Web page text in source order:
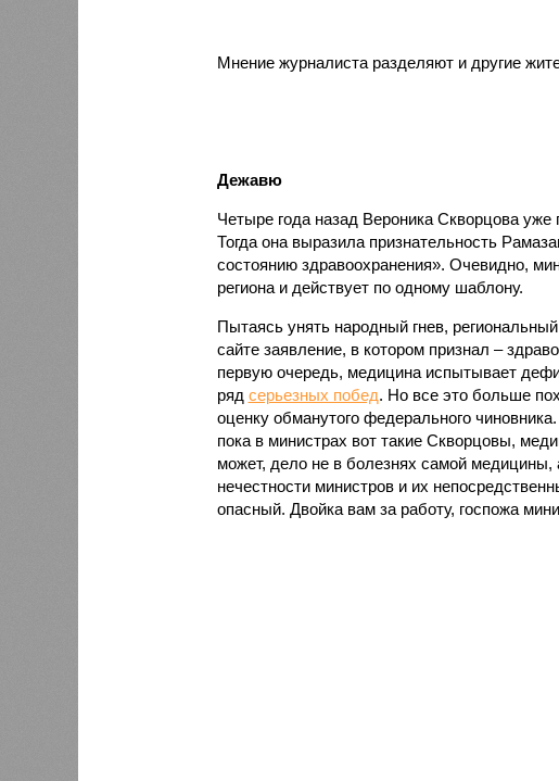
Мнение журналиста разделяют и другие
Дежавю
Четыре года назад Вероника Скворцова уже
Тогда она выразила признательность
состоянию здравоохранения». Очевидно,
региона и действует по одному шаблону.
Пытаясь унять народный гнев,
сайте заявление, в котором признал –
первую очередь, медицина испытывает
ряд серьезных побед. Но все это больше
оценку обманутого федерального
пока в министрах вот такие Скворцовы,
может, дело не в болезнях самой медицины,
нечестности министров и их
опасный. Двойка вам за работу, госпожа